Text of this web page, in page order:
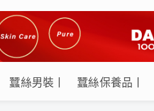
蠶絲男裝丨 蠶絲保養品丨